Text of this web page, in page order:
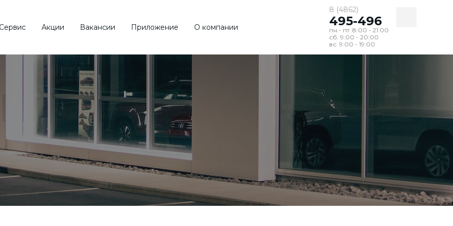
Сервис Акции Вакансии Приложение О компании
8 (4862)
495-496
пн.- пт. 8:00 - 21:00
сб. 9:00 - 20:00
вс. 9:00 - 19:00
по типу кузова
СЕДАН
ВНЕДОРОЖНИК УНИВЕРСАЛ
все типы
Смотреть все марки